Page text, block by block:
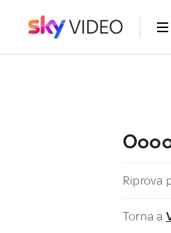
Riprova
Torna a